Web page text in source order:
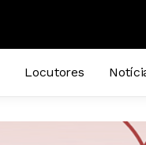
Locutores